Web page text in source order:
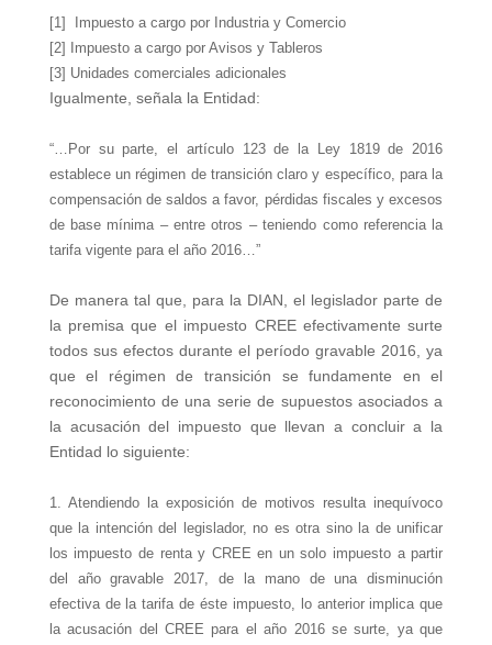
[1] Impuesto a cargo por Industria y Comercio
[2] Impuesto a cargo por Avisos y Tableros
[3] Unidades comerciales adicionales
Igualmente, señala la Entidad:
“…Por su parte, el artículo 123 de la Ley 1819 de 2016
establece un régimen de transición claro y específico, para la
compensación de saldos a favor, pérdidas fiscales y excesos
de base mínima – entre otros – teniendo como referencia la
tarifa vigente para el año 2016…”
De manera tal que, para la DIAN, el legislador parte de
la premisa que el impuesto CREE efectivamente surte
todos sus efectos durante el período gravable 2016, ya
que el régimen de transición se fundamente en el
reconocimiento de una serie de supuestos asociados a
la acusación del impuesto que llevan a concluir a la
Entidad lo siguiente:
1. Atendiendo la exposición de motivos resulta inequívoco
que la intención del legislador, no es otra sino la de unificar
los impuesto de renta y CREE en un solo impuesto a partir
del año gravable 2017, de la mano de una disminución
efectiva de la tarifa de éste impuesto, lo anterior implica que
la acusación del CREE para el año 2016 se surte, ya que